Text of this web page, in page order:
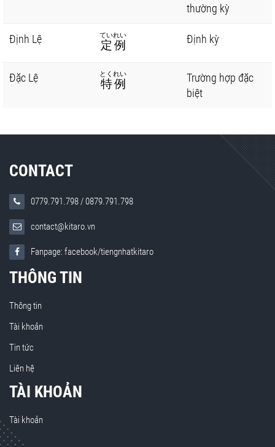
thường kỳ
Định Lệ 定例
ていれい Định kỳ
Đặc Lệ 特例
とくれい
Trường hợp đặc
biệt
CONTACT
0779.791.798/0879.791.798
contact@kitaro.vn
Fanpage: facebook/tiengnhatkitaro
THÔNG TIN
Thông tin
Tài khoản
Tin tức
Liên hệ
TÀI KHOẢN
Tài khoản